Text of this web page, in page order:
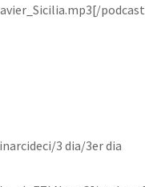
3 dia/3er dia